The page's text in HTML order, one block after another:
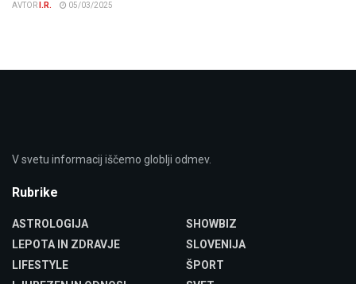
AVTOR I.R. 05/03/2025
V svetu informacij iščemo globlji odmev.
Rubrike
ASTROLOGIJA
LEPOTA IN ZDRAVJE
LIFESTYLE
SHOWBIZ
SLOVENIJA
ŠPORT